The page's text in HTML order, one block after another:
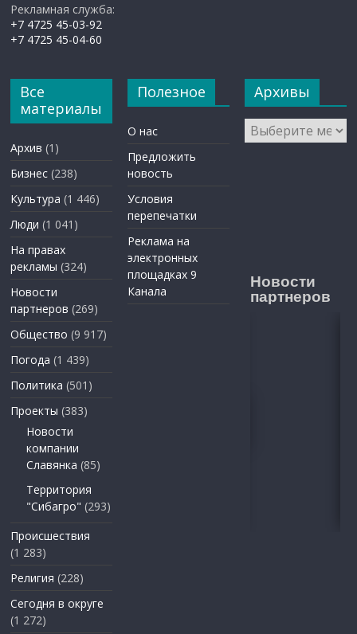
Рекламная служба:
+7 4725 45-03-92
+7 4725 45-04-60
Все
материалы
Архив (1)
Бизнес (238)
Культура (1 446)
Люди (1 041)
На правах
рекламы (324)
Новости
партнеров (269)
Общество (9 917)
Погода (1 439)
Политика (501)
Проекты (383)
Новости
компании
Славянка (85)
Территория
"Сибагро" (293)
Происшествия
(1 283)
Религия (228)
Сегодня в округе
(1 272)
Полезное
О нас
Предложить
новость
Условия
перепечатки
Реклама на
электронных
площадках 9
Канала
Архивы
Архивы
Новости
партнеров